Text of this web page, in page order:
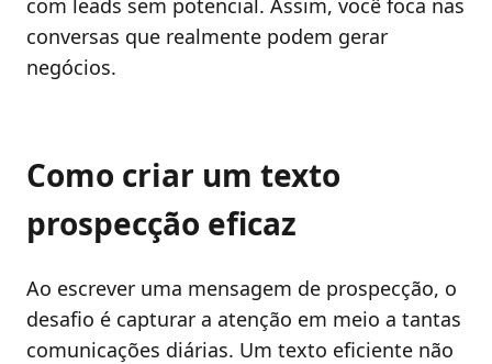
com leads sem potencial. Assim, você foca nas
conversas que realmente podem gerar
negócios.
Como criar um texto
prospecção eficaz
Ao escrever uma mensagem de prospecção, o
desafio é capturar a atenção em meio a tantas
comunicações diárias. Um texto eficiente não